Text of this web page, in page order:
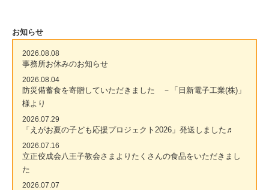
お知らせ
2026.08.08
事務所お休みのお知らせ
2026.08.04
防災備蓄食を寄贈していただきました －「日新電子工業(株)」
様より
2026.07.29
「えがお夏の子ども応援プロジェクト2026」発送しました♬
2026.07.16
立正佼成会八王子教会さまよりたくさんの食品をいただきまし
た
2026.07.07